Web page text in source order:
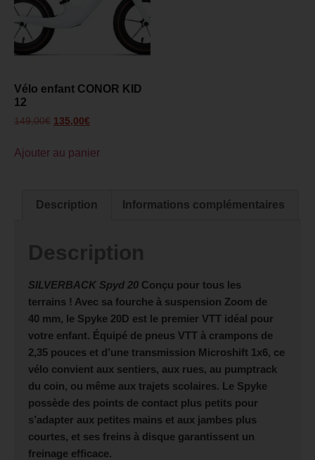
Vélo enfant CONOR KID
12
149,00€ 135,00€
Ajouter au panier
Description Informations complémentaires
Description
SILVERBACK Spyd 20 Conçu pour tous les
terrains ! Avec sa fourche à suspension Zoom de
40 mm, le Spyke 20D est le premier VTT idéal pour
votre enfant. Équipé de pneus VTT à crampons de
2,35 pouces et d’une transmission Microshift 1x6, ce
vélo convient aux sentiers, aux rues, au pumptrack
du coin, ou même aux trajets scolaires. Le Spyke
possède des points de contact plus petits pour
s’adapter aux petites mains et aux jambes plus
courtes, et ses freins à disque garantissent un
freinage efficace.